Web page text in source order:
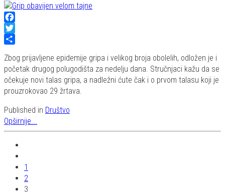
Facebook
Twitter
Zbog prijavljene epidemije gripa i velikog broja obolelih, odložen je i
početak drugog polugodišta za nedelju dana. Stručnjaci kažu da se
očekuje novi talas gripa, a nadležni ćute čak i o prvom talasu koji je
prouzrokovao 29 žrtava.
Published in Društvo
Opširnije...
1
2
3